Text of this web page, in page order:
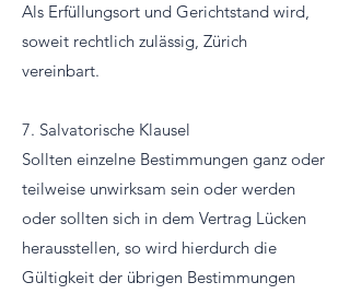
Als Erfüllungsort und Gerichtstand wird,
soweit rechtlich zulässig, Zürich
vereinbart.
7. Salvatorische Klausel
Sollten einzelne Bestimmungen ganz oder
teilweise unwirksam sein oder werden
oder sollten sich in dem Vertrag Lücken
herausstellen, so wird hierdurch die
Gültigkeit der übrigen Bestimmungen